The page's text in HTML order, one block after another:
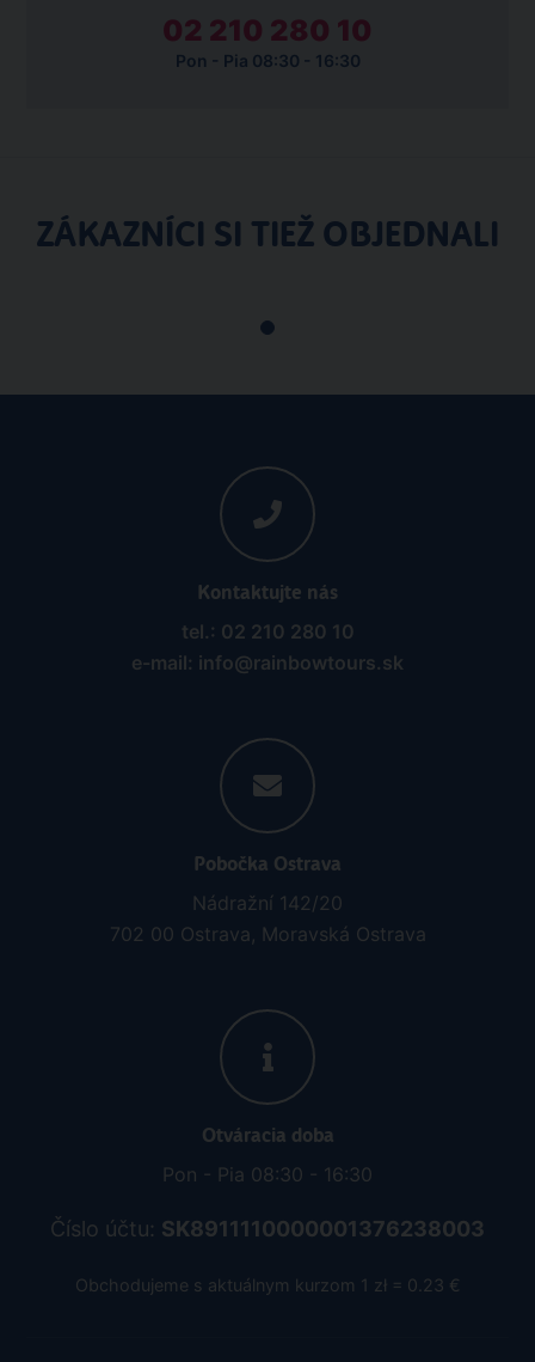
02 210 280 10
Pon - Pia 08:30 - 16:30
ZÁKAZNÍCI SI TIEŽ OBJEDNALI
Kontaktujte nás
tel.: 02 210 280 10
e-mail: info@rainbowtours.sk
Pobočka Ostrava
Nádražní 142/20
702 00 Ostrava, Moravská Ostrava
Otváracia doba
Pon - Pia 08:30 - 16:30
Číslo účtu: SK8911110000001376238003
Obchodujeme s aktuálnym kurzom 1 zł = 0.23 €